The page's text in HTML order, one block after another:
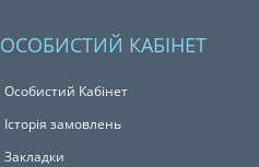
ОСОБИСТИЙ КАБІНЕТ
Особистий Кабінет
Історія замовлень
Закладки